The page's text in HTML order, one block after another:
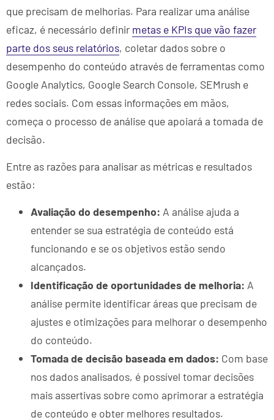
que precisam de melhorias. Para realizar uma análise
eficaz, é necessário definir metas e KPIs que vão fazer
parte dos seus relatórios, coletar dados sobre o
desempenho do conteúdo através de ferramentas como
Google Analytics, Google Search Console, SEMrush e
redes sociais. Com essas informações em mãos,
começa o processo de análise que apoiará a tomada de
decisão.
Entre as razões para analisar as métricas e resultados
estão:
Avaliação do desempenho: A análise ajuda a
entender se sua estratégia de conteúdo está
funcionando e se os objetivos estão sendo
alcançados.
Identificação de oportunidades de melhoria: A
análise permite identificar áreas que precisam de
ajustes e otimizações para melhorar o desempenho
do conteúdo.
Tomada de decisão baseada em dados: Com base
nos dados analisados, é possível tomar decisões
mais assertivas sobre como aprimorar a estratégia
de conteúdo e obter melhores resultados.